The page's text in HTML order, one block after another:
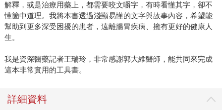
解釋，或是治療用藥上，都需要咬文嚼字，有時看懂其字，卻不
懂箇中道理。我將本書透過淺顯易懂的文字與故事內容，希望能
幫助到更多深受困擾的患者，遠離腸胃疾病、擁有更好的健康人
生。
我是資深醫藥記者王瑞玲，非常感謝郭大維醫師，能共同來完成
這本非常實用的工具書。
詳細資料